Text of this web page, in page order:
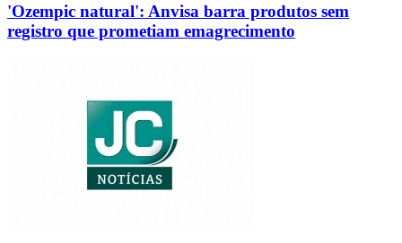
'Ozempic natural': Anvisa barra produtos sem
registro que prometiam emagrecimento